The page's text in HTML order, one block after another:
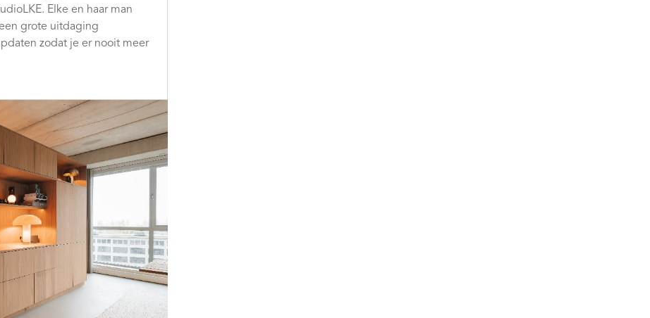
Elke en haar man
grote uitdaging
zodat je er nooit meer